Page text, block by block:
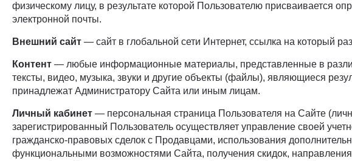
физическому лицу, в результате которой Пользователю присваивается
электронной почты.
Внешний сайт — сайт в глобальной сети Интернет, ссылка на который
Контент — любые информационные материалы, представленные в
тексты, видео, музыка, звуки и другие объекты (файлы), являющиеся
принадлежат Администратору Сайта или иным лицам.
Личный кабинет — персональная страница Пользователя на Сайте
зарегистрированный Пользователь осуществляет управление своей
гражданско-правовых сделок с Продавцами, использования
функциональными возможностями Сайта, получения скидок,